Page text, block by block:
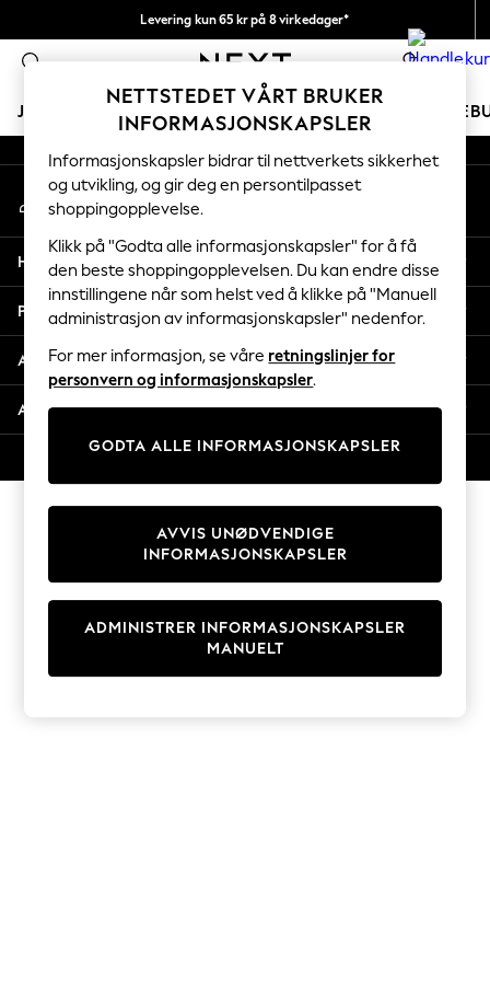
Levering kun 65 kr på 8 virkedager*
Vi betaler alle tollavgifter 0
JENTER GUTTER BABY KVINNER MENN
GIRLS
New In
50 - 92cm
98 - 110cm
116 - 134cm
140 - 174cm
Trending: Top & Short Sets
Trending: Clogs
Toy Story
THE SET
Coats & Jackets
Sweatshirts & Hoodies
Knitwear
Cardigans
Dresses
Sets & Outfits
T-Shirts
An error occurred on client
Våre sosiale nettverk
Min konto
Logg inn på kontoen din
Hjelp
Personvern & Juridisk
Avdelinger
Andre tjenester
NETTSTEDET VÅRT BRUKER
INFORMASJONSKAPSLER
Informasjonskapsler bidrar til nettverkets sikkerhet
og utvikling, og gir deg en persontilpasset
shoppingopplevelse.
Klikk på "Godta alle informasjonskapsler" for å få
den beste shoppingopplevelsen. Du kan endre disse
innstillingene når som helst ved å klikke på "Manuell
administrasjon av informasjonskapsler" nedenfor.
For mer informasjon, se våre retningslinjer for
personvern og informasjonskapsler.
GODTA ALLE INFORMASJONSKAPSLER
ADMINISTRER INFORMASJONSKAPSLER
MANUELT
AVVIS UNØDVENDIGE
INFORMASJONSKAPSLER